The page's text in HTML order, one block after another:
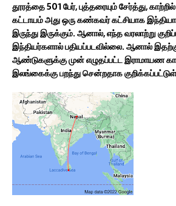
தூரத்தை 501 பேர், புத்தரையும் சேர்த்து,
கட்டாயம் அது ஒரு கண்கவர் கட்சியாக
இருந்து இருக்கும். ஆனால், எந்த வரலாற்று
இந்தியர்களால் பதியப்படவில்லை. ஆனால்
ஆண்டுகளுக்கு முன் எழுதப்பட்ட இராமாயண
இலங்கைக்கு பறந்து சென்றதாக